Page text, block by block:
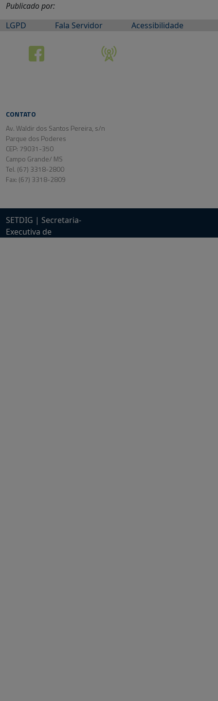
Publicado por:
LGPD
Fala Servidor Acessibilidade
CONTATO
Av. Waldir dos Santos Pereira, s/n
Parque dos Poderes
CEP: 79031-350
Campo Grande/ MS
Tel. (67) 3318-2800
Fax: (67) 3318-2809
SETDIG | Secretaria-
Executiva de